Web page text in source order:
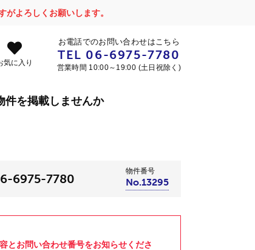
よろしくお願いします。
気に入り
お電話でのお問い合わせはこちら
TEL 06-6975-7780
営業時間 10:00～19:00 (土日祝除く)
件を掲載しませんか
6975-7780
物件番号
No.13295
とお問い合わせ番号をお知らせくださ